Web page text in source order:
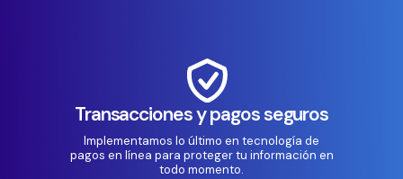
Transacciones y pagos seguros
Implementamos lo último en tecnología de
pagos en línea para proteger tu información en
todo momento.